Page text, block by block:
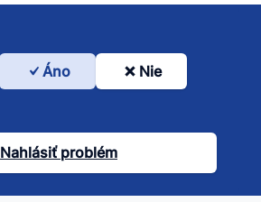
Bol
článok
užitočný?
Áno Nie
Nahlásiť problém